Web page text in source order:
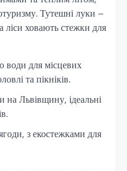
Тутешні луки –
ліси ховають стежки для
води для місцевих
та пікніків.
Львівщину, ідеальні
з екостежками для